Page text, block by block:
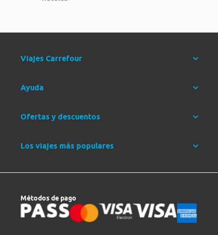
Viajes Carrefour
Ayuda
Ofertas y descuentos
Los viajes más populares
Métodos de pago